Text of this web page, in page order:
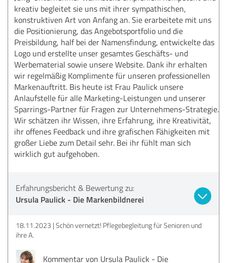
kreativ begleitet sie uns mit ihrer sympathischen,
konstruktiven Art von Anfang an. Sie erarbeitete mit uns
die Positionierung, das Angebotsportfolio und die
Preisbildung, half bei der Namensfindung, entwickelte das
Logo und erstellte unser gesamtes Geschäfts- und
Werbematerial sowie unsere Website. Dank ihr erhalten
wir regelmäßig Komplimente für unseren professionellen
Markenauftritt. Bis heute ist Frau Paulick unsere
Anlaufstelle für alle Marketing-Leistungen und unserer
Sparrings-Partner für Fragen zur Unternehmens-Strategie.
Wir schätzen ihr Wissen, ihre Erfahrung, ihre Kreativität,
ihr offenes Feedback und ihre grafischen Fähigkeiten mit
großer Liebe zum Detail sehr. Bei ihr fühlt man sich
wirklich gut aufgehoben.
Erfahrungsbericht & Bewertung zu:
Ursula Paulick - Die Markenbildnerei
18.11.2023 Schön vernetzt! Pflegebegleitung für Senioren und
ihre A.
Kommentar von Ursula Paulick - Die